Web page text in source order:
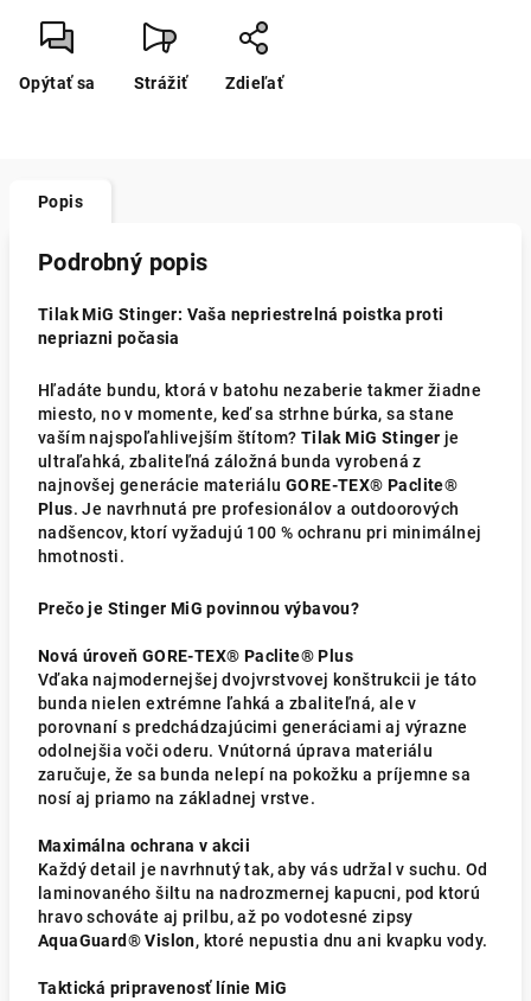
Opýtať sa Strážiť Zdieľať
Popis
Podrobný popis
Tilak MiG Stinger: Vaša nepriestrelná poistka proti
nepriazni počasia
Hľadáte bundu, ktorá v batohu nezaberie takmer žiadne
miesto, no v momente, keď sa strhne búrka, sa stane
vaším najspoľahlivejším štítom? Tilak MiG Stinger je
ultraľahká, zbaliteľná záložná bunda vyrobená z
najnovšej generácie materiálu GORE-TEX® Paclite®
Plus. Je navrhnutá pre profesionálov a outdoorových
nadšencov, ktorí vyžadujú 100 % ochranu pri minimálnej
hmotnosti.
Prečo je Stinger MiG povinnou výbavou?
Nová úroveň GORE-TEX® Paclite® Plus
Vďaka najmodernejšej dvojvrstvovej konštrukcii je táto
bunda nielen extrémne ľahká a zbaliteľná, ale v
porovnaní s predchádzajúcimi generáciami aj výrazne
odolnejšia voči oderu. Vnútorná úprava materiálu
zaručuje, že sa bunda nelepí na pokožku a príjemne sa
nosí aj priamo na základnej vrstve.
Maximálna ochrana v akcii
Každý detail je navrhnutý tak, aby vás udržal v suchu. Od
laminovaného šiltu na nadrozmernej kapucni, pod ktorú
hravo schováte aj prilbu, až po vodotesné zipsy
AquaGuard® Vislon, ktoré nepustia dnu ani kvapku vody.
Taktická pripravenosť línie MiG